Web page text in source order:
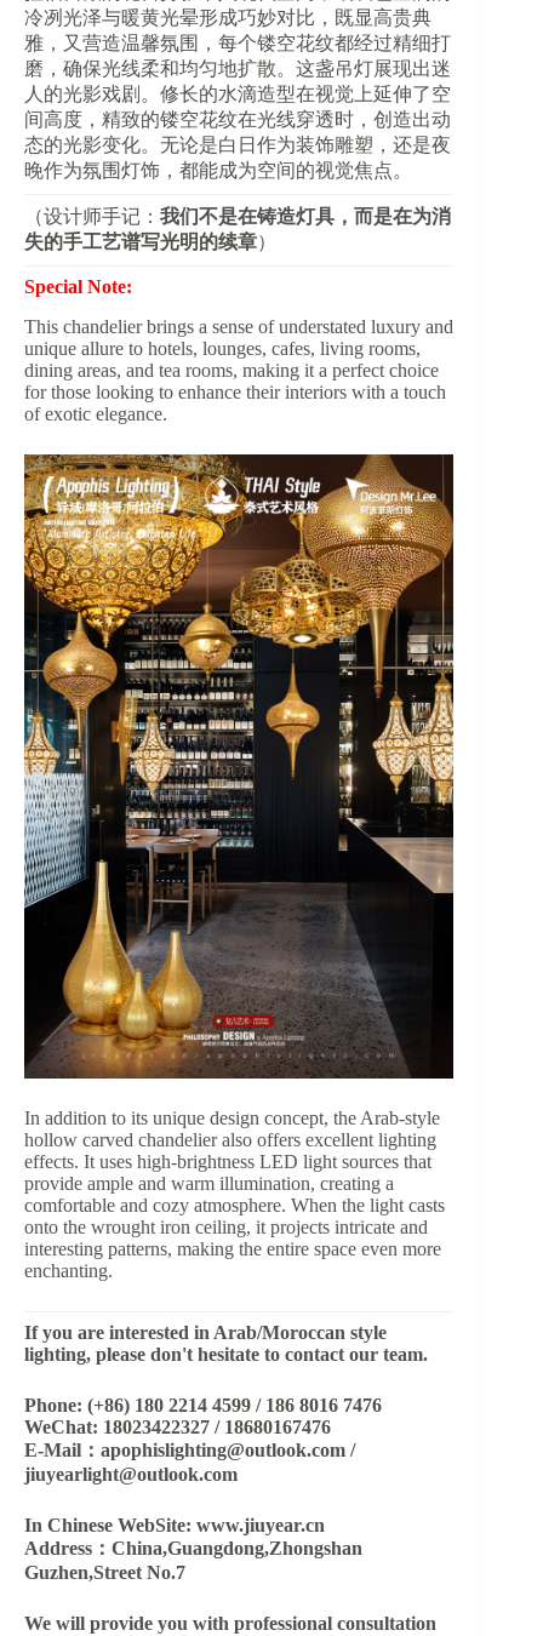
冷冽光泽与暖黄光晕形成巧妙对比，既显高贵典
雅，又营造温馨氛围，每个镂空花纹都经过精细打
磨，确保光线柔和均匀地扩散。这盏吊灯展现出迷
人的光影戏剧。修长的水滴造型在视觉上延伸了空
间高度，精致的镂空花纹在光线穿透时，创造出动
态的光影变化。无论是白日作为装饰雕塑，还是夜
晚作为氛围灯饰，都能成为空间的视觉焦点。
（设计师手记：​ ​我们不是在铸造灯具，而是在为消
失的手工艺谱写光明的续章​​）
Special Note:
This chandelier brings a sense of understated luxury and
unique allure to hotels, lounges, cafes, living rooms,
dining areas, and tea rooms, making it a perfect choice
for those looking to enhance their interiors with a touch
of exotic elegance.
In addition to its unique design concept, the Arab-style
hollow carved chandelier also offers excellent lighting
effects. It uses high-brightness LED light sources that
provide ample and warm illumination, creating a
comfortable and cozy atmosphere. When the light casts
onto the wrought iron ceiling, it projects intricate and
interesting patterns, making the entire space even more
enchanting.
If you are interested in Arab/Moroccan style
lighting, please don't hesitate to contact our team.
Phone: (+86) 180 2214 4599 / 186 8016 7476
WeChat: 18023422327 / 18680167476
E-Mail：apophislighting@outlook.com /
jiuyearlight@outlook.com
In Chinese WebSite: www.jiuyear.cn
Address：China,Guangdong,Zhongshan
Guzhen,Street No.7
We will provide you with professional consultation